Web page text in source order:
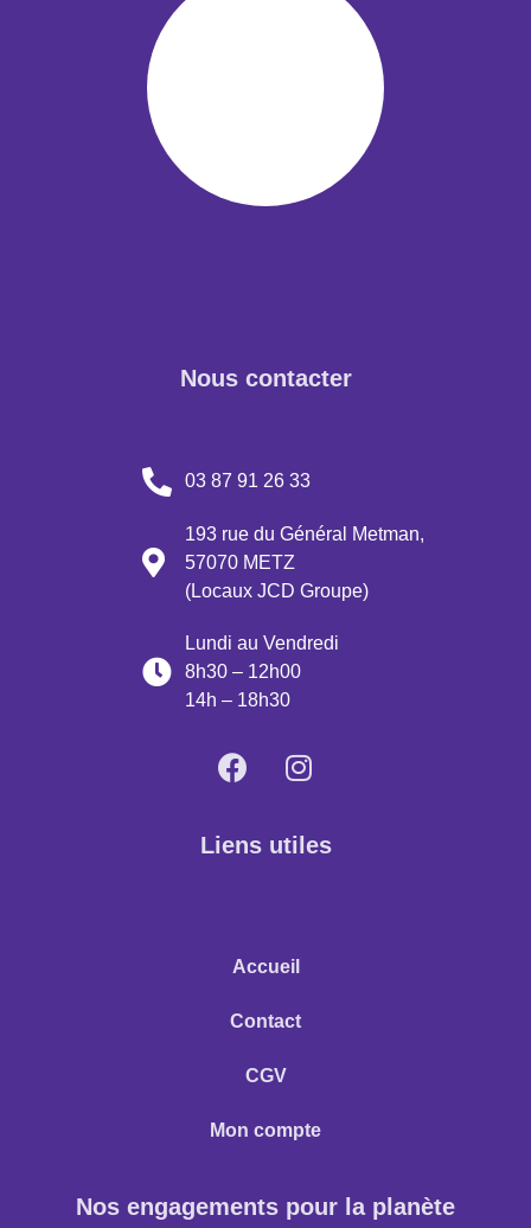
Nous contacter
03 87 91 26 33
193 rue du Général Metman,
57070 METZ
(Locaux JCD Groupe)
Lundi au Vendredi
8h30 – 12h00
14h – 18h30
Liens utiles
Accueil
Contact
CGV
Mon compte
Nos engagements pour la planète